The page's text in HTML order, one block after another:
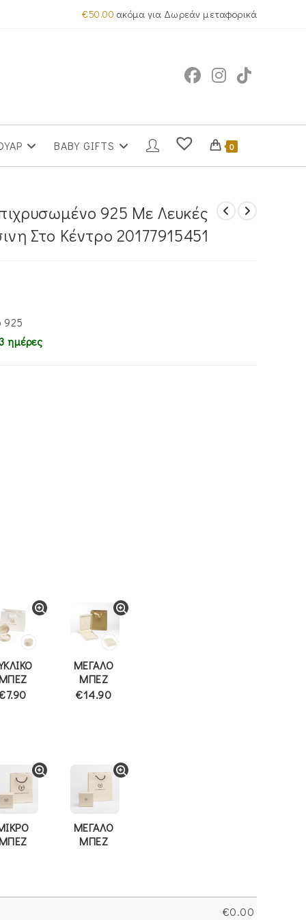
€50.00 ακόμα για Δωρεάν μεταφορικά
BABY GIFTS 0
925 Με Λευκές
Στο Κέντρο 20177915451
925
ημέρες
ΜΕΓΑΛΟ
ΜΠΕΖ
€14.90
ΜΕΓΑΛΟ
ΜΠΕΖ
€0.00